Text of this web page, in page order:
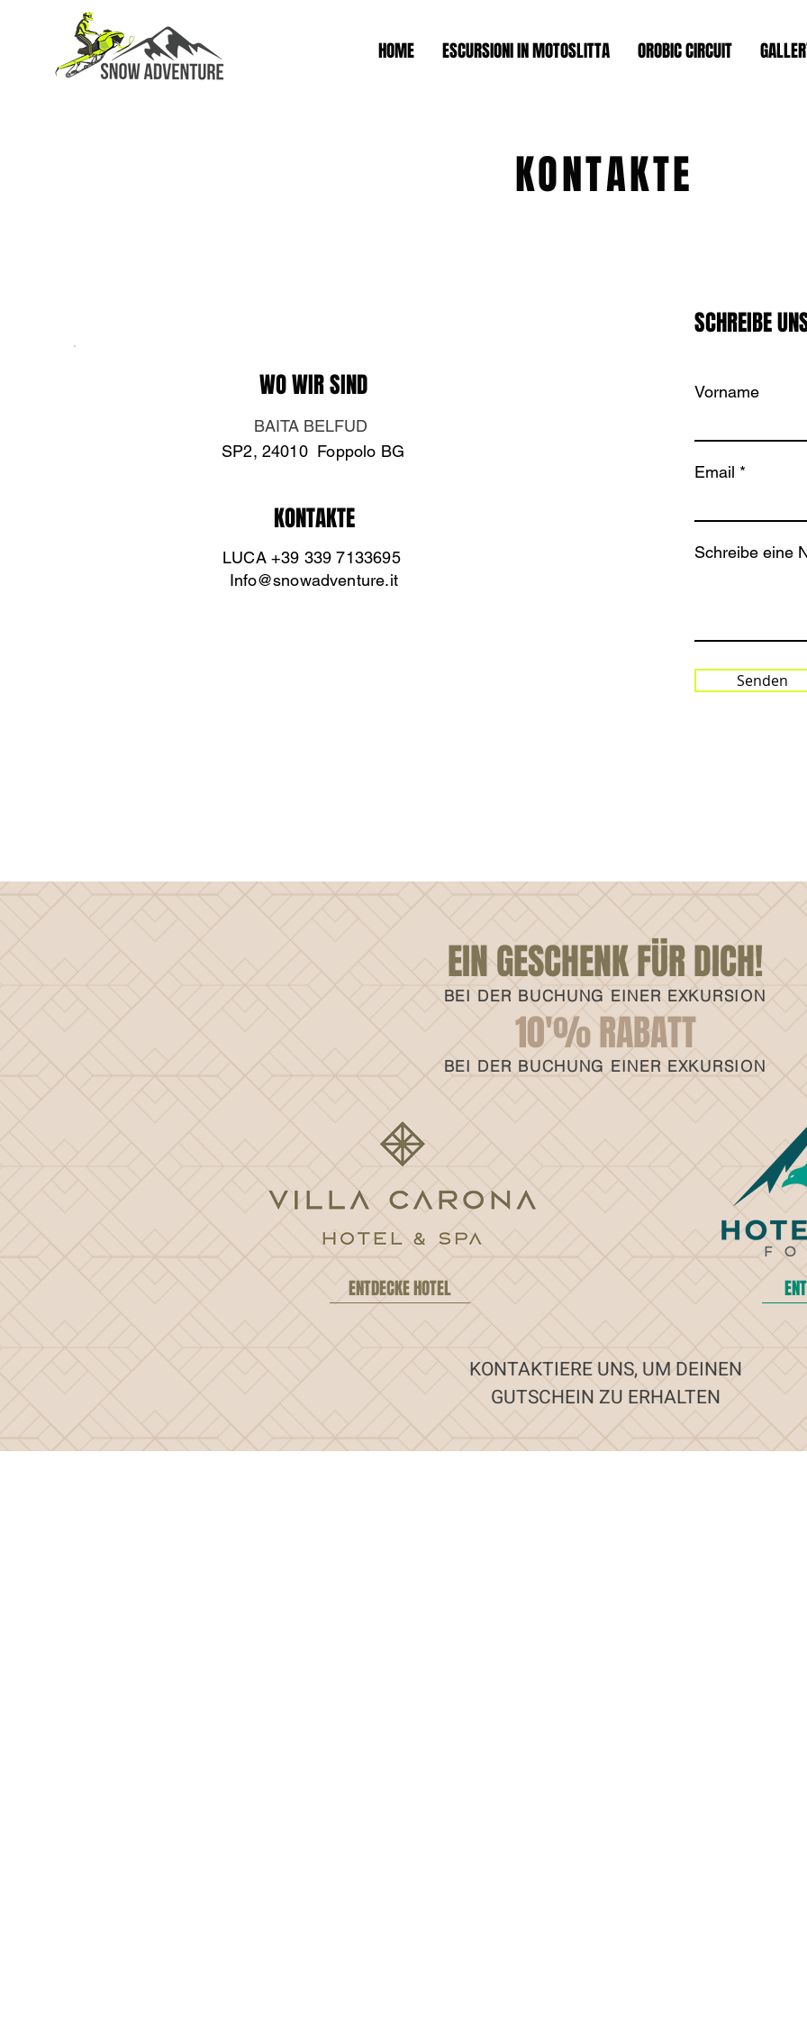
HOME ESCURSIONI IN MOTOSLITTA OROBIC CIRCUIT
KONTAKTE
WO WIR SIND
BAITA BELFUD
SP2, 24010 Foppolo BG
KONTAKTE
LUCA +39 339 7133695
Info@snowadventure.it
SCHREIBE
Vorname
Email
Schreibe eine
Senden
EIN GESCHENK FÜR DICH!
BEI DER BUCHUNG EINER EXKURSION
10'% RABATT
BEI DER BUCHUNG EINER EXKURSION
ENTDECKE HOTEL
KONTAKTIERE UNS, UM DEINEN
GUTSCHEIN ZU ERHALTEN